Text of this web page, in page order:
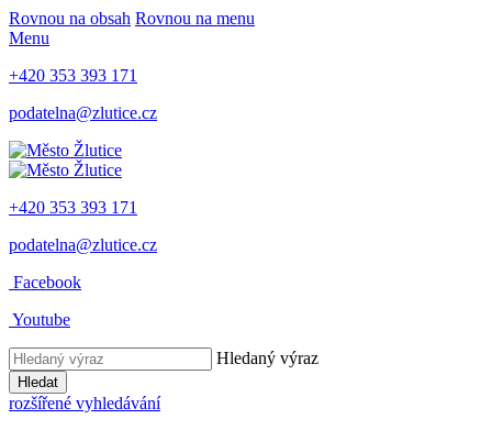
Rovnou na obsah Rovnou na menu
Menu
+420 353 393 171
podatelna@zlutice.cz
+420 353 393 171
podatelna@zlutice.cz
Facebook
Youtube
Hledaný výraz
Hledat
rozšířené vyhledávání